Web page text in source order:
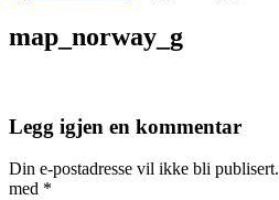
map_norway_g
Legg igjen en kommentar
Din e-postadresse vil ikke bli publisert.
med *